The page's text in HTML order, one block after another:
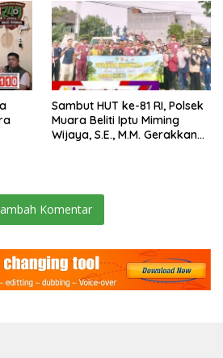
Sambut HUT ke-81 RI, Polsek
Muara Beliti Iptu Miming
Wijaya, S.E., M.M. Gerakkan
Komentar